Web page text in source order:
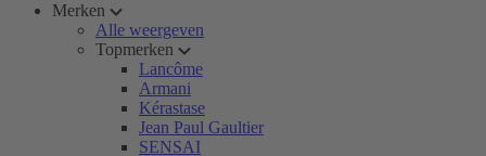
Merken
Alle weergeven
Topmerken
Lancôme
Armani
Kérastase
Jean Paul Gaultier
SENSAI